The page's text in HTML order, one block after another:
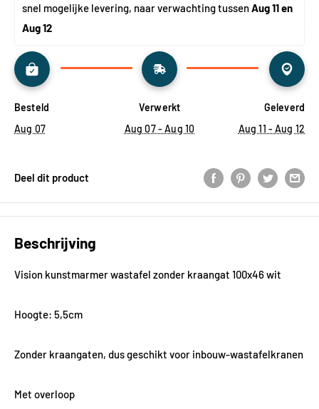
snel mogelijke levering, naar verwachting tussen Aug 11 en
Aug 12
Besteld
Aug 07
Verwerkt
Aug 07 - Aug 10
Geleverd
Aug 11 - Aug 12
Deel dit product
Beschrijving
Vision kunstmarmer wastafel zonder kraangat 100x46 wit
Hoogte: 5,5cm
Zonder kraangaten, dus geschikt voor inbouw-wastafelkranen
Met overloop